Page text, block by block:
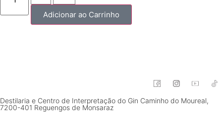
Adicionar ao Carrinho
Destilaria e Centro de Interpretação do Gin Caminho do Moureal,
7200-401 Reguengos de Monsaraz